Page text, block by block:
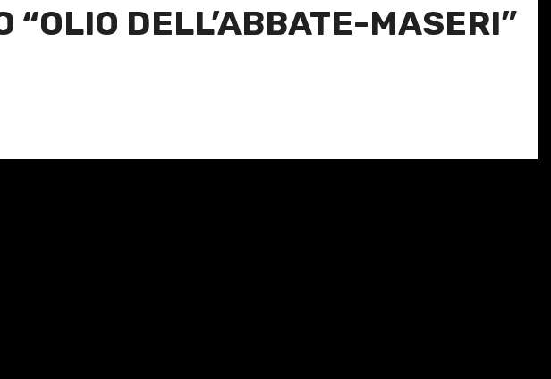
“OLIO DELL’ABBATE-MASERI”